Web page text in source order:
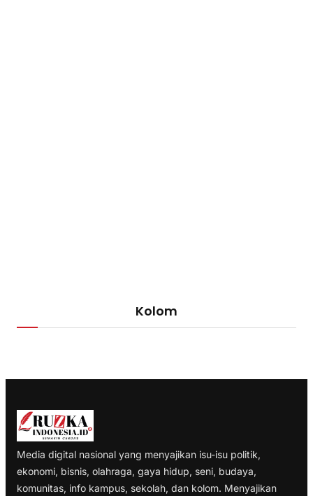
Kolom
Media digital nasional yang menyajikan isu-isu politik,
ekonomi, bisnis, olahraga, gaya hidup, seni, budaya,
komunitas, info kampus, sekolah, dan kolom. Menyajikan